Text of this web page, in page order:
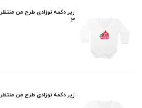
زیر دکمه نوزادی طرح من
3
زیر دکمه نوزادی طرح من منتظر